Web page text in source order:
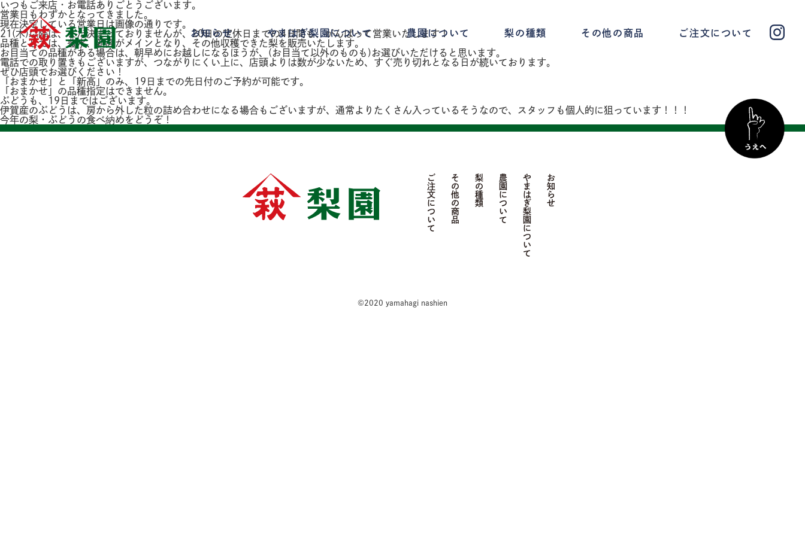
お知らせ やまはぎ梨園について 農園について 梨の種類 その他の商品 ご注文について
いつもご来店・お電話ありごとうございます。
営業日もわずかとなってきました。
現在決定している営業日は画像の通りです。
21(木)以降は、まだ決まっておりませんが、20日の定休日までの4日間も、がんばって営業いたします！
品種としては、豊水、新高がメインとなり、その他収穫できた梨を販売いたします。
お目当ての品種がある場合は、朝早めにお越しになるほうが、(お目当て以外のものも)お選びいただけると思います。
電話での取り置きもございますが、つながりにくい上に、店頭よりは数が少ないため、すぐ売り切れとなる日が続いております。
ぜひ店頭でお選びください！
「おまかせ」と「新高」のみ、19日までの先日付のご予約が可能です。
「おまかせ」の品種指定はできません。
ぶどうも、19日まではございます。
伊賀産のぶどうは、房から外した粒の詰め合わせになる場合もございますが、通常よりたくさん入っているそうなので、スタッフも個人的に狙っています！！！
今年の梨・ぶどうの食べ納めをどうぞ！
お知らせ
やまはぎ梨園について
農園について
梨の種類
その他の商品
ご注文について
©2020 yamahagi nashien